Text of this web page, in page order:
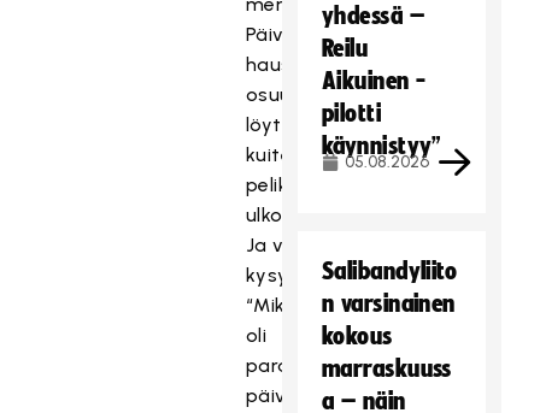
Päivän
hauskin
osuus
löytyi
kuitenkin
pelikentän
ulkopuolelta.
Ja vastaus
kysymykseen:
“Mikä
oli
parasta
päivässä?”
yhdessä –
Reilu
Aikuinen -
pilotti
käynnistyy”
05.08.2026
Salibandyliito
n varsinainen
kokous
marraskuuss
a – näin